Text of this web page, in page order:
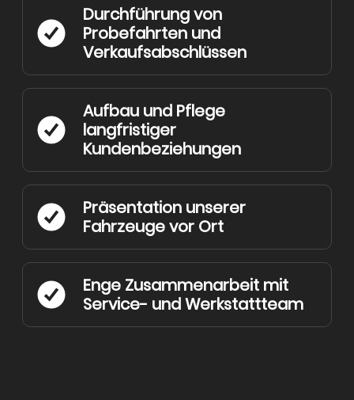
Durchführung von
Probefahrten und
Verkaufsabschlüssen
Aufbau und Pflege
langfristiger
Kundenbeziehungen
Präsentation unserer
Fahrzeuge vor Ort
Enge Zusammenarbeit mit
Service- und Werkstattteam